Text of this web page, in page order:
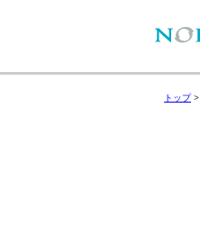
トップ>